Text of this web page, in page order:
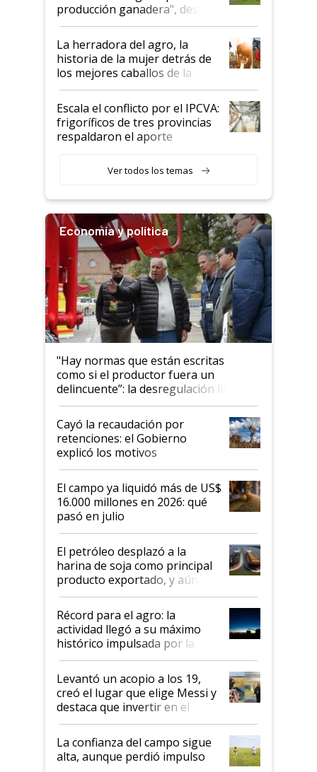
producción ganadera", destaca
la iniciativa que ya reúne a 46
establecimientos en Argentina
La herradora del agro, la
historia de la mujer detrás de
los mejores caballos de la
Argentina y los mitos que
todavía hacen sufrir a estos
animales: "Mientras me
descalificaban, yo seguí
haciendo currículum"
Escala el conflicto por el IPCVA:
frigoríficos de tres provincias
respaldaron el aporte
Ver todos los temas
Economía y política
"Hay normas que están escritas
como si el productor fuera un
delincuente”: la desregulación llegó
al Congreso Aapresid y hasta se
habló del financiamiento al IPCVA
Cayó la recaudación por
retenciones: el Gobierno
explicó los motivos
El campo ya liquidó más de US$
16.000 millones en 2026: qué
pasó en julio
El petróleo desplazó a la
harina de soja como principal
producto exportado, y aún así
el agro aportó casi seis de cada
diez dólares y sostuvo el
liderazgo en un semestre
récord
Récord para el agro: la
actividad llegó a su máximo
histórico impulsada por la
cosecha y las exportaciones
Levantó un acopio a los 19,
creó el lugar que elige Messi y
destaca que invertir en el
kirchnerismo era como "darle
plata a un hijo para droga":
Juan Félix Rossetti, el libertario
que de una dura crisis salió
La confianza del campo sigue
alta, aunque perdió impulso